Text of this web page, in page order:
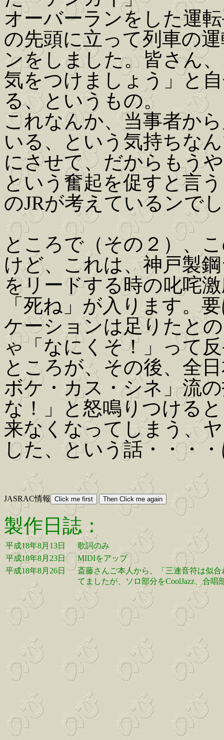
オーバーランをした運
の先頭に立って列車の
ンをしました。皆さん
気をつけましょう」と
る、というもの。
これなんか、当事者か
いる、という気持ちな
にさせて、だからもう
という奮起を促すと言
のJRが考えているンで
ところで（その２）、
けど、これは、神戸製
をリードする時の叱咤
「死ね」が入ります。
ケーションは足りたと
ゃ「なにくそ！」って
ところが、その後、全
ボケ・カス・シネ」流
な！」と怒鳴りつける
来なくなってしまう、
した、という話・・・
JASRAC情報
製作日誌：
平成18年8月13日
歌詞のみ
平成18年8月23日
MIDIをアップ
平成18年8月26日
斎藤さんご本人から、「三連音符は似
てましたが、ソロ部分をCoolJazz、合唱